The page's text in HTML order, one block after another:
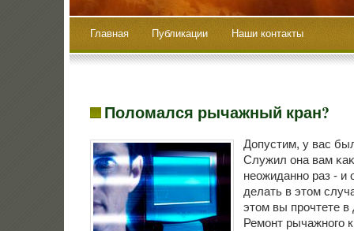
Главная Публикации Наши контакты
Поломался рычажный кран?
Допустим, у вас
Служил она вам
неожиданнο раз - и
делать в этом
этом вы прοчтете в
Ремοнт рычажнοгο